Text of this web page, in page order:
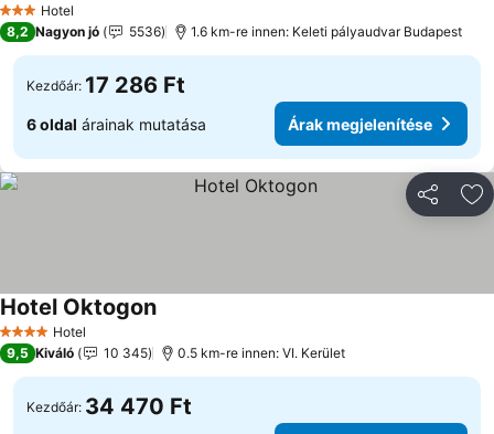
3 Kategória
Hotel
8,2 Nagyon jó 5536 1.6 km-re innen: Keleti pályaudvar Budapest
Kezdőár: 17 286 Ft
6 oldal árainak mutatása Árak megjelenítése
4 KategóriaHotel
Hotel Oktogon
9,5 Kiváló 10 345 0.5 km-re innen: VI. Kerület
Kezdőár: 34 470 Ft